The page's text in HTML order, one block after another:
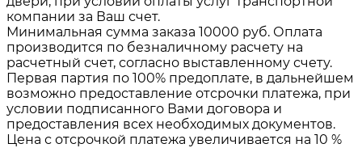
компании за Ваш счет.
Минимальная сумма заказа 10000 руб. Оплата
производится по безналичному расчету на
расчетный счет, согласно выставленному счету.
Первая партия по 100% предоплате, в дальнейшем
возможно предоставление отсрочки платежа, при
условии подписанного Вами договора и
предоставления всех необходимых документов.
Цена с отсрочкой платежа увеличивается на 10 %